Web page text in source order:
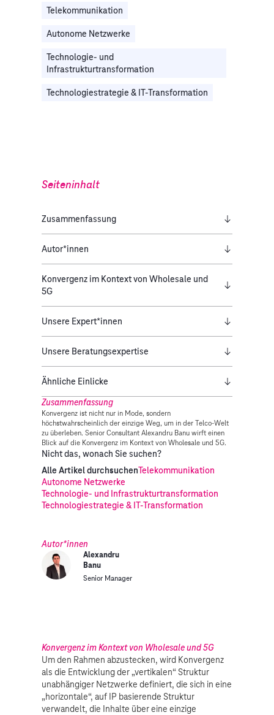
Telekommunikation
Autonome Netzwerke
Technologie- und
Infrastrukturtransformation
Technologiestrategie & IT-Transformation
Zusammenfassung
Konvergenz ist nicht nur in Mode, sondern
höchstwahrscheinlich der einzige Weg, um in der Telco-Welt
zu überleben. Senior Consultant Alexandru Banu wirft einen
Blick auf die Konvergenz im Kontext von Wholesale und 5G.
Nicht das, wonach Sie suchen?
Alle Artikel durchsuchenTelekommunikation
Autonome Netzwerke
Technologie- und Infrastrukturtransformation
Technologiestrategie & IT-Transformation
Autor*innen
Alexandru
Banu
Senior Manager
Seiteninhalt
Zusammenfassung
Autor*innen
Konvergenz im Kontext von Wholesale und
5G
Unsere Expert*innen
Unsere Beratungsexpertise
Ähnliche Einlicke
Konvergenz im Kontext von Wholesale und 5G
Um den Rahmen abzustecken, wird Konvergenz
als die Entwicklung der „vertikalen“ Struktur
unabhängiger Netzwerke definiert, die sich in eine
„horizontale“, auf IP basierende Struktur
verwandelt, die Inhalte über eine einzige